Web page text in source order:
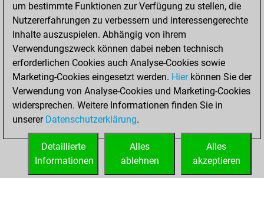
You won
against Fritz
Fritz
You achieved a
new Elo of 1625
Sonntag, Januar
31, 2021
You created
your Fritz account
um bestimmte Funktionen zur Verfügung zu stellen, die
Nutzererfahrungen zu verbessern und interessengerechte
Inhalte auszuspielen. Abhängig von ihrem
Verwendungszweck können dabei neben technisch
erforderlichen Cookies auch Analyse-Cookies sowie
Marketing-Cookies eingesetzt werden. Hierkönnen Sie der
Verwendung von Analyse-Cookies und Marketing-Cookies
widersprechen. Weitere Informationen finden Sie in
unserer Datenschutzerklärung.
Alles
akzeptieren
Alles
ablehnen
Detaillierte
Informationen